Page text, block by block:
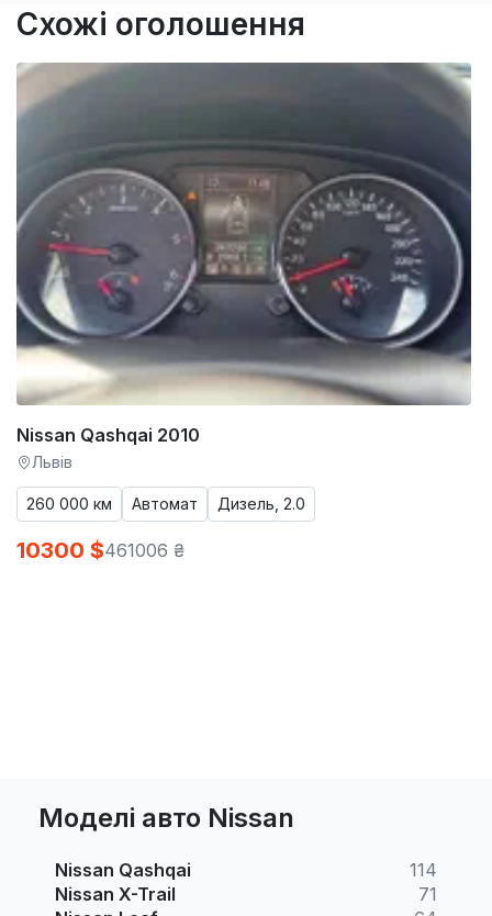
Схожі оголошення
Nissan Qashqai 2010
Львів
260 000 км Автомат Дизель, 2.0
10300 $461006 ₴
Моделі авто Nissan
Nissan Qashqai
114
Nissan X-Trail
71